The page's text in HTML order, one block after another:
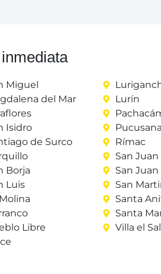
Miguel
del Mar
Isidro
de Surco
Borja
Luis
Libre
Lurín
Pucusana
Rímac
San
San
San
Santa
Santa
Villa el